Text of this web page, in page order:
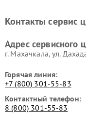
Контакты сервис
Адрес сервисного
г. Махачкала, ул.
Горячая линия:
+7 (800) 301-55-83
Контактный телефон:
8 (800) 301-55-83